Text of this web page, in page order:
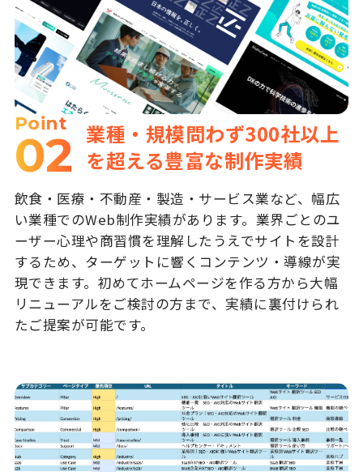
Point
02 業種・規模問わず300社以上
を超える豊富な制作実績
飲食・医療・不動産・製造・サービス業など、幅広
い業種でのWeb制作実績があります。業界ごとのユ
ーザー心理や商習慣を理解したうえでサイトを設計
するため、ターゲットに響くコンテンツ・導線が実
現できます。初めてホームページを作る方から大幅
リニューアルをご検討の方まで、実績に裏付けられ
たご提案が可能です。